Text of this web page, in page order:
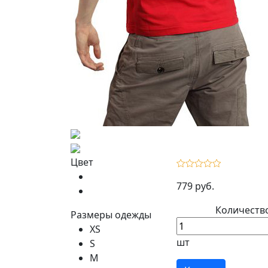
Цвет
Размеры одежды
XS
S
M
779 руб.
шт